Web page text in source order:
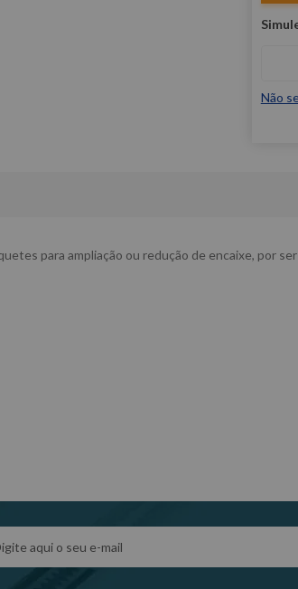
Não
para ampliação ou redução de encaixe, por